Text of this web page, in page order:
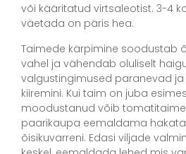
või kääritatud virtsaleotist. 3-4
väetada on päris hea.
Taimede kärpimine soodustab
vahel ja vähendab oluliselt
valgustingimused paranevad
kiiremini. Kui taim on juba
moodustanud võib
paarikaupa eemaldama
õisikuvarreni. Edasi viljade